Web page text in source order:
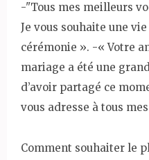
-"Tous mes meilleurs
Je vous souhaite une
cérémonie ». -« Votre
mariage a été une
d’avoir partagé ce
vous adresse à tous
Comment souhaiter le